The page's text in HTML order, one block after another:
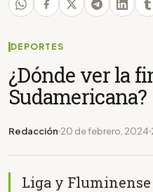
DEPORTES
¿Dónde ver la
Sudamericana?
Redacción 20 de febrero, 2024
Liga y